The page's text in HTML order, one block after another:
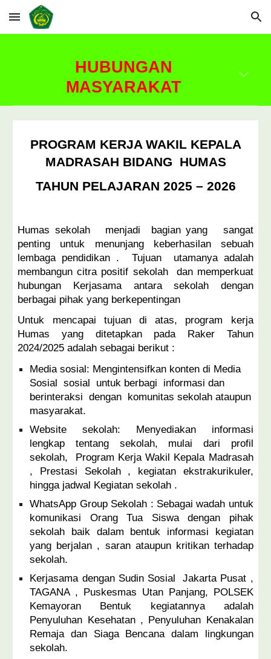
Skip to main content Skip to navigation
HUBUNGAN
MASYARAKAT
PROGRAM KERJA WAKIL KEPALA
MADRASAH BIDANG HUMAS
TAHUN PELAJARAN 2025 – 2026
Humas sekolah menjadi bagian yang sangat
penting untuk menunjang keberhasilan sebuah
lembaga pendidikan . Tujuan utamanya adalah
membangun citra positif sekolah dan memperkuat
hubungan Kerjasama antara sekolah dengan
berbagai pihak yang berkepentingan
Untuk mencapai tujuan di atas, program kerja
Humas yang ditetapkan pada Raker Tahun
2024/2025 adalah sebagai berikut :
Media sosial: Mengintensifkan konten di Media
Sosial sosial untuk berbagi informasi dan
berinteraksi dengan komunitas sekolah ataupun
masyarakat.
Website sekolah: Menyediakan informasi
lengkap tentang sekolah, mulai dari profil
sekolah, Program Kerja Wakil Kepala Madrasah
, Prestasi Sekolah , kegiatan ekstrakurikuler,
hingga jadwal Kegiatan sekolah .
WhatsApp Group Sekolah : Sebagai wadah untuk
komunikasi Orang Tua Siswa dengan pihak
sekolah baik dalam bentuk informasi kegiatan
yang berjalan , saran ataupun kritikan terhadap
sekolah.
Kerjasama dengan Sudin Sosial Jakarta Pusat ,
TAGANA , Puskesmas Utan Panjang, POLSEK
Kemayoran Bentuk kegiatannya adalah
Penyuluhan Kesehatan , Penyuluhan Kenakalan
Remaja dan Siaga Bencana dalam lingkungan
sekolah.